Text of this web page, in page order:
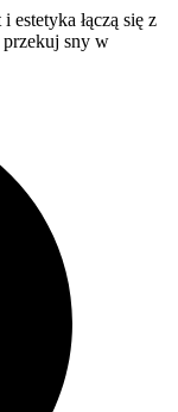
łączą się z
sny w